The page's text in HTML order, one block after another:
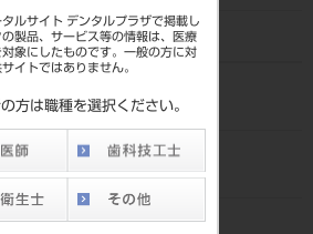
ルサイト デンタルプラザで掲載し
の製品、サービス等の情報は、医療
象にしたものです。一般の方に対
イトではありません。
方は職種を選択ください。
205130060
JAN/EANコード
標準価格